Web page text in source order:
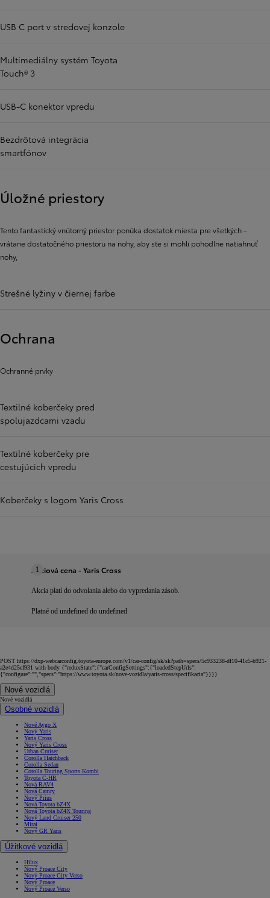
USB C port v stredovej konzole
Multimediálny systém Toyota
Touch® 3
USB-C konektor vpredu
Bezdrôtová integrácia
smartfónov
Úložné priestory
Tento fantastický vnútorný priestor ponúka dostatok miesta pre všetkých -
vrátane dostatočného priestoru na nohy, aby ste si mohli pohodlne natiahnuť
nohy,
Strešné lyžiny v čiernej farbe
Ochrana
Ochranné prvky
Textilné koberčeky pred
spolujazdcami vzadu
Textilné koberčeky pre
cestujúcich vpredu
Koberčeky s logom Yaris Cross
1
Akciová cena - Yaris Cross
Akcia platí do odvolania alebo do vypredania zásob.
Platné od undefined do undefined
POST https://dxp-webcarconfig.toyota-europe.com/v1/car-config/sk/sk?path=specs/5c933238-df10-41c5-b921-
a2e4d25ef931 with body {"reduxState":{"carConfigSettings":{"loadedStepUrls":
{"configure":"","specs":"https://www.toyota.sk/nove-vozidla/yaris-cross/specifikacia"}}}}
Nové vozidlá
Nové vozidlá
Osobné vozidlá
Nové Aygo X
Nový Yaris
Yaris Cross
Nový Yaris Cross
Urban Cruiser
Corolla Hatchback
Corolla Sedan
Corolla Touring Sports Kombi
Toyota C-HR
Nová RAV4
Nová Camry
Nový Prius
Nová Toyota bZ4X
Nová Toyota bZ4X Touring
Nový Land Cruiser 250
Mirai
Nový GR Yaris
Úžitkové vozidlá
Hilux
Nový Proace City
Nový Proace City Verso
Nový Proace
Nový Proace Verso